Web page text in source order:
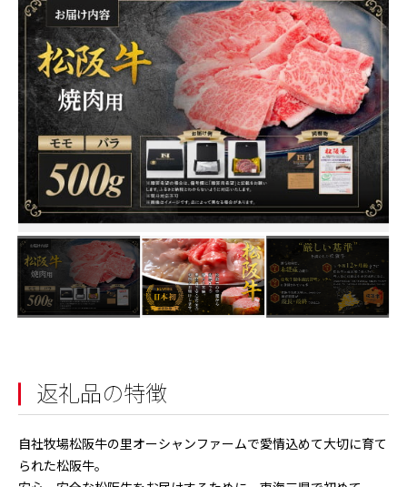
返礼品の特徴
自社牧場松阪牛の里オーシャンファームで愛情込めて大切に育て
られた松阪牛。